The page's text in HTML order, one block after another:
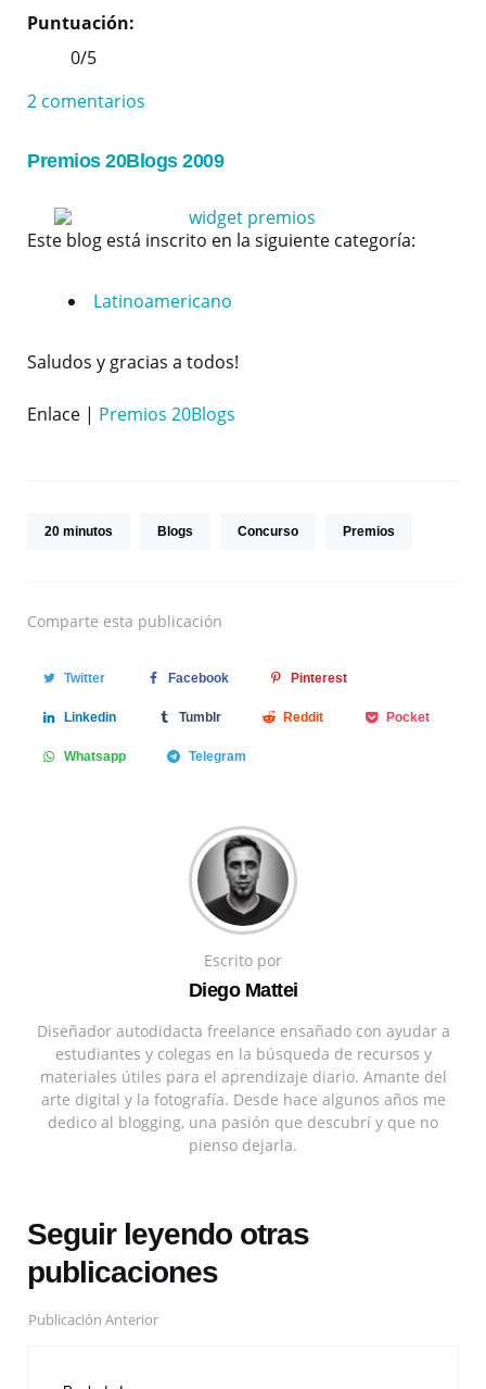
Puntuación:
0/5
2 comentarios
Premios 20Blogs 2009
Este blog está inscrito en la siguiente categoría:
Latinoamericano
Saludos y gracias a todos!
Enlace | Premios 20Blogs
20 minutos Blogs Concurso Premios
Comparte esta publicación
Twitter Facebook Pinterest
Linkedin Tumblr Reddit Pocket
Whatsapp Telegram
Escrito por
Diego Mattei
Diseñador autodidacta freelance ensañado con ayudar a
estudiantes y colegas en la búsqueda de recursos y
materiales útiles para el aprendizaje diario. Amante del
arte digital y la fotografía. Desde hace algunos años me
dedico al blogging, una pasión que descubrí y que no
pienso dejarla.
Seguir leyendo otras
publicaciones
Publicación Anterior